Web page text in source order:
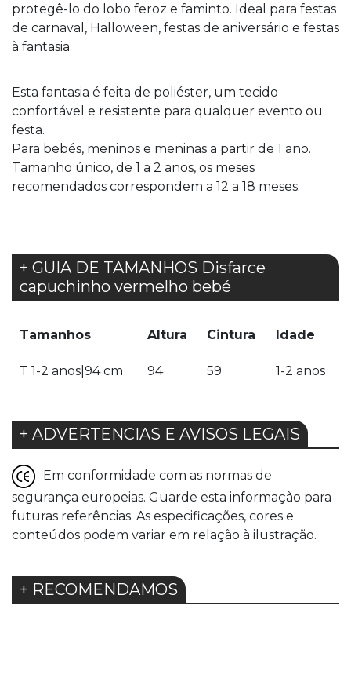
protegê-lo do lobo feroz e faminto. Ideal para festas
de carnaval, Halloween, festas de aniversário e festas
à fantasia.
Esta fantasia é feita de poliéster, um tecido
confortável e resistente para qualquer evento ou
festa.
Para bebés, meninos e meninas a partir de 1 ano.
Tamanho único, de 1 a 2 anos, os meses
recomendados correspondem a 12 a 18 meses.
+ GUIA DE TAMANHOS Disfarce
capuchinho vermelho bebé
Tamanhos Altura Cintura Idade
T 1-2 anos|94 cm 94 59 1-2 anos
+ ADVERTENCIAS E AVISOS LEGAIS
Em conformidade com as normas de
segurança europeias. Guarde esta informação para
futuras referências. As especificações, cores e
conteúdos podem variar em relação à ilustração.
+ RECOMENDAMOS